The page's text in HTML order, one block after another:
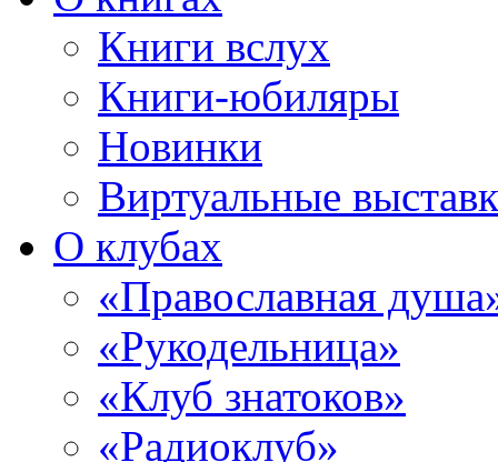
Книги вслух
Книги-юбиляры
Новинки
Виртуальные
О клубах
«Православная
«Рукодельница»
«Клуб знатоков»
«Радиоклуб»